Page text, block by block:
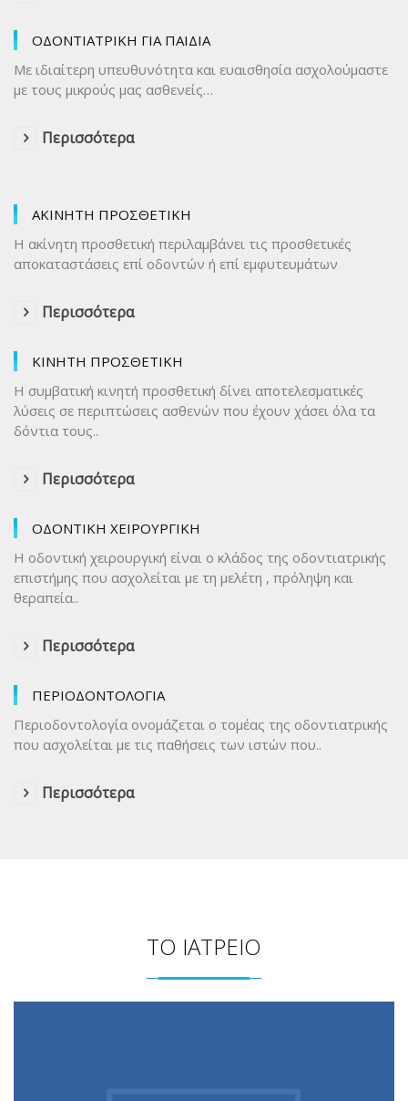
ΟΔΟΝΤΙΑΤΡΙΚΗ ΓΙΑ ΠΑΙΔΙΑ
Με ιδιαίτερη υπευθυνότητα και ευαισθησία ασχολούμαστε
με τους μικρούς μας ασθενείς…
Περισσότερα
ΑΚΙΝΗΤΗ ΠΡΟΣΘΕΤΙΚΗ
Η ακίνητη προσθετική περιλαμβάνει τις προσθετικές
αποκαταστάσεις επί οδοντών ή επί εμφυτευμάτων
Περισσότερα
ΚΙΝΗΤΗ ΠΡΟΣΘΕΤΙΚΗ
Η συμβατική κινητή προσθετική δίνει αποτελεσματικές
λύσεις σε περιπτώσεις ασθενών που έχουν χάσει όλα τα
δόντια τους..
Περισσότερα
ΟΔΟΝΤΙΚΗ ΧΕΙΡΟΥΡΓΙΚΗ
Η οδοντική χειρουργική είναι ο κλάδος της οδοντιατρικής
επιστήμης που ασχολείται με τη μελέτη , πρόληψη και
θεραπεία..
Περισσότερα
ΠΕΡΙΟΔΟΝΤΟΛΟΓΙΑ
Περιοδοντολογία ονομάζεται ο τομέας της οδοντιατρικής
που ασχολείται με τις παθήσεις των ιστών που..
Περισσότερα
ΤΟ ΙΑΤΡΕΙΟ